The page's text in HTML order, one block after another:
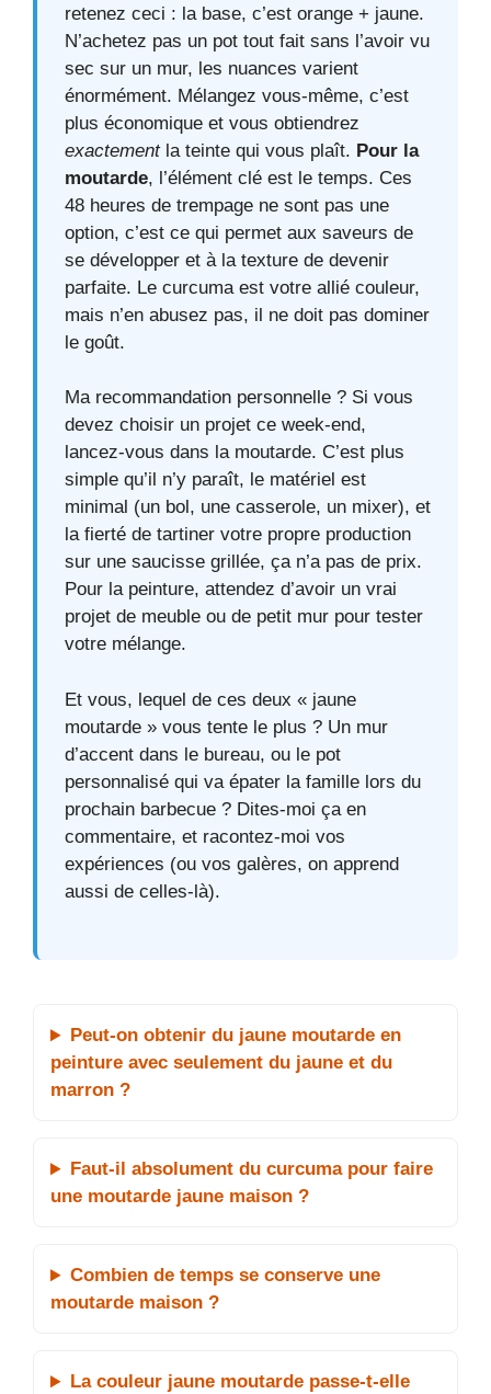
retenez ceci : la base, c’est orange + jaune.
N’achetez pas un pot tout fait sans l’avoir vu
sec sur un mur, les nuances varient
énormément. Mélangez vous-même, c’est
plus économique et vous obtiendrez
exactementla teinte qui vous plaît. Pour la
moutarde, l’élément clé est le temps. Ces
48 heures de trempage ne sont pas une
option, c’est ce qui permet aux saveurs de
se développer et à la texture de devenir
parfaite. Le curcuma est votre allié couleur,
mais n’en abusez pas, il ne doit pas dominer
le goût.
Ma recommandation personnelle ? Si vous
devez choisir un projet ce week-end,
lancez-vous dans la moutarde. C’est plus
simple qu’il n’y paraît, le matériel est
minimal (un bol, une casserole, un mixer), et
la fierté de tartiner votre propre production
sur une saucisse grillée, ça n’a pas de prix.
Pour la peinture, attendez d’avoir un vrai
projet de meuble ou de petit mur pour tester
votre mélange.
Et vous, lequel de ces deux « jaune
moutarde » vous tente le plus ? Un mur
d’accent dans le bureau, ou le pot
personnalisé qui va épater la famille lors du
prochain barbecue ? Dites-moi ça en
commentaire, et racontez-moi vos
expériences (ou vos galères, on apprend
aussi de celles-là).
Peut-on obtenir du jaune moutarde en
peinture avec seulement du jaune et du
marron ?
Faut-il absolument du curcuma pour faire
une moutarde jaune maison ?
Combien de temps se conserve une
moutarde maison ?
La couleur jaune moutarde passe-t-elle